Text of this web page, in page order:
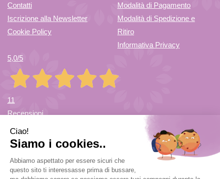
CARRELLO È
Contatti
Iscrizione alla Newsletter
Cookie Policy
Modalità di Pagamento
Modalità di Spedizione e
Ritiro
Informativa Privacy
5,0/5
11
Recensioni
Farmacia di Cuvio Sas- via Vittorio Veneto 12/a 21030 Cuvio
(VA)